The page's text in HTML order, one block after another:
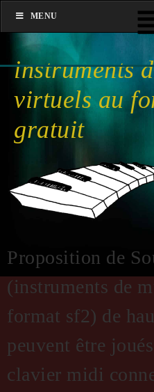
instruments
virtuels au
gratuit
Proposition de
(instruments de
format sf2) de
peuvent être
clavier midi
MENU